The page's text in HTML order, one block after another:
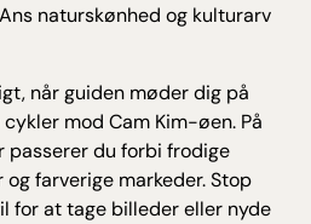
naturskønhed og kulturarv
når guiden møder dig på
mod Cam Kim-øen. På
passerer du forbi frodige
og farverige markeder. Stop
for at tage billeder eller nyde